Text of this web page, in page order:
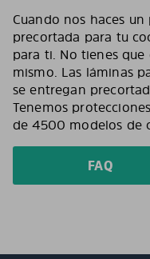
Cuando nos haces
precortada para tu
para ti. No tienes
mismo. Las láminas
se entregan
Tenemos
de 4500 modelos de
FAQ